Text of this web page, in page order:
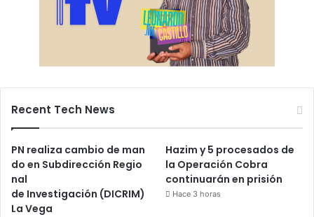
Recent Tech News
PN realiza cambio de man
do en Subdirección Regio
nal
de Investigación (DICRIM)
La Vega
Hazim y 5 procesados de
la Operación Cobra
continuarán en prisión
Hace 3 horas